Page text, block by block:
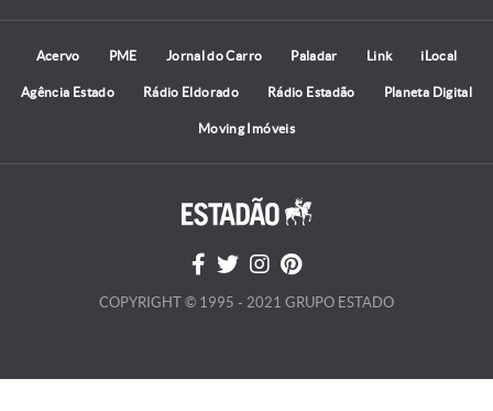
Acervo PME Jornal do Carro Paladar Link iLocal
Agência Estado Rádio Eldorado Rádio Estadão Planeta Digital
Moving Imóveis
COPYRIGHT © 1995 - 2021 GRUPO ESTADO